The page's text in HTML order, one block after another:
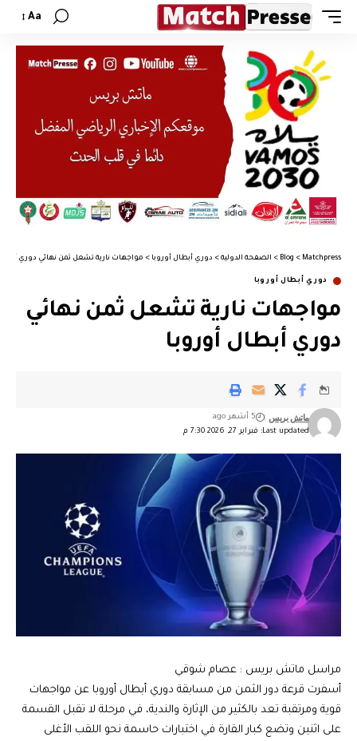
Aa
Matchpress
>
Blog
> الصفحة الدولية > دوري أبطال أوروبا > مواجهات نارية تشعل ثمن نهائي دوري
دوري أبطال أوروبا
مواجهات نارية تشعل ثمن نهائي
دوري أبطال أوروبا
Last updated: فبراير 27, 2026 7:30 م
ماتش بريس 5 أشهر ago
مراسل ماتش بريس : عصام شوقي
أسفرت قرعة دور الثمن من مسابقة دوري أبطال أوروبا عن مواجهات
قوية ومرتقبة تعد بالكثير من الإثارة والندية، في مرحلة لا تقبل القسمة
على اثنين وتضع كبار القارة في اختبارات حاسمة نحو اللقب الأغلى